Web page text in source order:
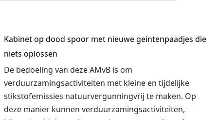
Kabinet op dood spoor met nieuwe geintenpaadjes die
niets oplossen
De bedoeling van deze AMvB is om
verduurzamingsactiviteiten met kleine en tijdelijke
stikstofemissies natuurvergunningvrij te maken. Op
deze manier kunnen verduurzamingsactiviteiten,